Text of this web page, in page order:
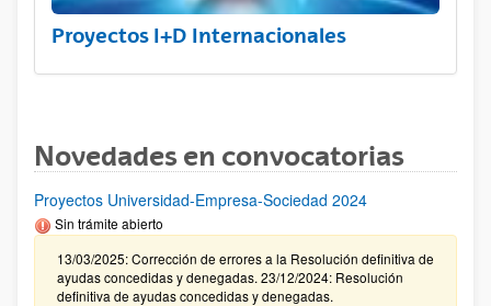
Proyectos I+D Internacionales
Novedades en convocatorias
Proyectos Universidad-Empresa-Sociedad 2024
Sin trámite abierto
13/03/2025: Corrección de errores a la Resolución definitiva de
ayudas concedidas y denegadas. 23/12/2024: Resolución
definitiva de ayudas concedidas y denegadas.